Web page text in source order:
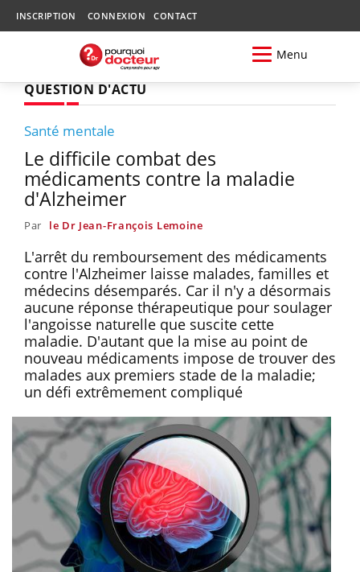
INSCRIPTION CONNEXION CONTACT
Menu
QUESTION D'ACTU
Santé mentale
Le difficile combat des
médicaments contre la maladie
d'Alzheimer
Par le Dr Jean-François Lemoine
L'arrêt du remboursement des médicaments
contre l'Alzheimer laisse malades, familles et
médecins désemparés. Car il n'y a désormais
aucune réponse thérapeutique pour soulager
l'angoisse naturelle que suscite cette
maladie. D'autant que la mise au point de
nouveau médicaments impose de trouver des
malades aux premiers stade de la maladie;
un défi extrêmement compliqué